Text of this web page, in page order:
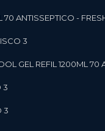
70 ANTISSEPTICO -
3
GEL REFIL 1200ML 70
3
3